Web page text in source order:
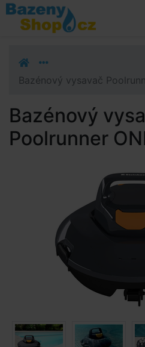
Přejít k navigaci
Přejít na obsah
Přejít k postrannímu sloupci
Bazénový vysavač
Bazénový
Poolrunner